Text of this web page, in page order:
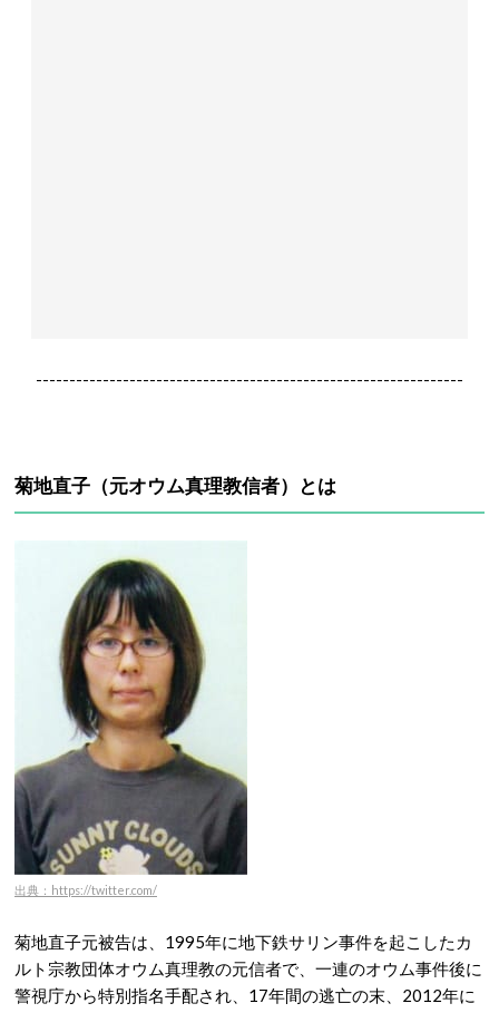
----------------------------------------------------------------
菊地直子（元オウム真理教信者）とは
出典：https://twitter.com/
菊地直子元被告は、1995年に地下鉄サリン事件を起こしたカ
ルト宗教団体オウム真理教の元信者で、一連のオウム事件後に
警視庁から特別指名手配され、17年間の逃亡の末、2012年に